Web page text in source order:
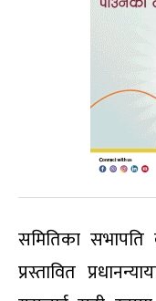
समितिका सभापति
प्रस्तावित